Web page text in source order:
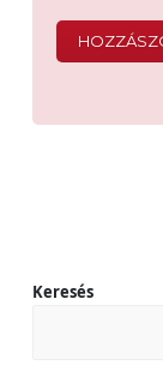
Keresés